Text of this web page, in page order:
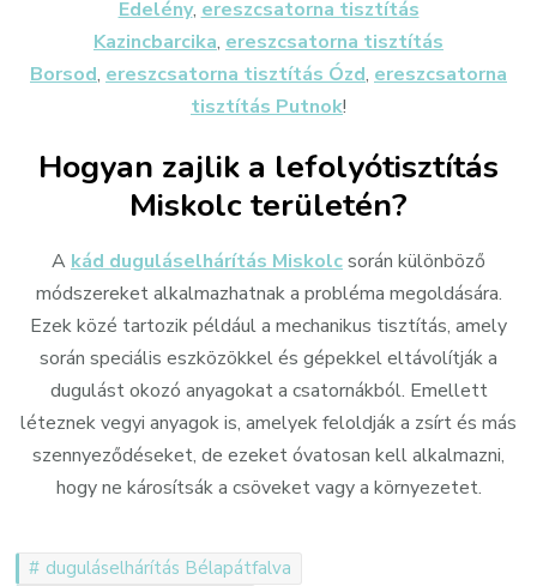
Edelény, ereszcsatorna tisztítás
Kazincbarcika, ereszcsatorna tisztítás
Borsod, ereszcsatorna tisztítás Ózd, ereszcsatorna
tisztítás Putnok!
Hogyan zajlik a lefolyótisztítás
Miskolc területén?
A kád duguláselhárítás Miskolcsorán különböző
módszereket alkalmazhatnak a probléma megoldására.
Ezek közé tartozik például a mechanikus tisztítás, amely
során speciális eszközökkel és gépekkel eltávolítják a
dugulást okozó anyagokat a csatornákból. Emellett
léteznek vegyi anyagok is, amelyek feloldják a zsírt és más
szennyeződéseket, de ezeket óvatosan kell alkalmazni,
hogy ne károsítsák a csöveket vagy a környezetet.
duguláselhárítás Bélapátfalva